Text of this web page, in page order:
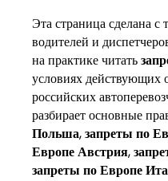
Эта страница сделана с
водителей и
на практике читать
условиях действующих
российских
разбирает основные
Польша,запреты по
Европе Австрия,
запреты по Европе